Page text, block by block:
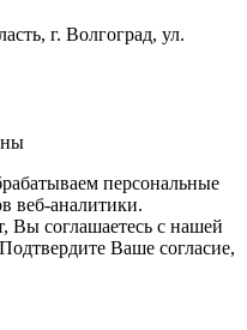
г. Волгоград, ул.
персональные
веб-аналитики.
Вы соглашаетесь с нашей
Ваше согласие,